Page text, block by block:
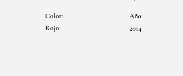
Color:
Rojo
Año:
2014